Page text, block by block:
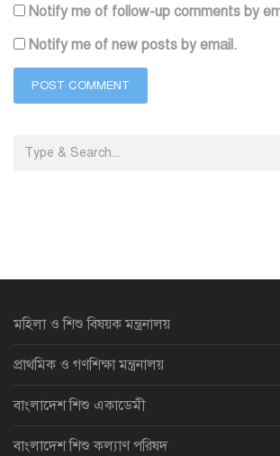
Notify me of follow-up comments by
Notify me of new posts by email.
মহিলা ও শিশু বিষয়ক মন্ত্রনালয়
প্রাথমিক ও গণশিক্ষা মন্ত্রনালয়
বাংলাদেশ শিশু একাডেমী
বাংলাদেশ শিশু কল্যাণ পরিষদ